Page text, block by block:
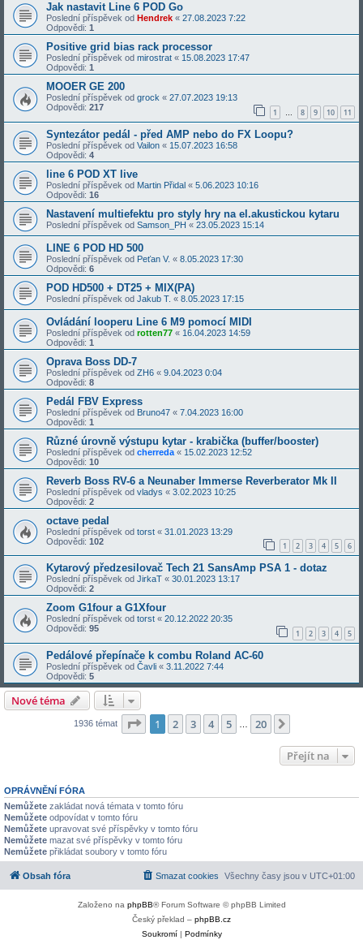
Jak nastavit Line 6 POD Go
Poslední příspěvek od Hendrek « 27.08.2023 7:22
Odpovědi: 1
Positive grid bias rack processor
Poslední příspěvek od mirostrat « 15.08.2023 17:47
Odpovědi: 1
MOOER GE 200
Poslední příspěvek od grock « 27.07.2023 19:13
Odpovědi: 217 1 … 8 9 10 11
Syntezátor pedál - před AMP nebo do FX Loopu?
Poslední příspěvek od Vailon « 15.07.2023 16:58
Odpovědi: 4
line 6 POD XT live
Poslední příspěvek od Martin Přidal « 5.06.2023 10:16
Odpovědi: 16
Nastavení multiefektu pro styly hry na el.akustickou kytaru
Poslední příspěvek od Samson_PH « 23.05.2023 15:14
LINE 6 POD HD 500
Poslední příspěvek od Peťan V. « 8.05.2023 17:30
Odpovědi: 6
POD HD500 + DT25 + MIX(PA)
Poslední příspěvek od Jakub T. « 8.05.2023 17:15
Ovládání looperu Line 6 M9 pomocí MIDI
Poslední příspěvek od rotten77 « 16.04.2023 14:59
Odpovědi: 1
Oprava Boss DD-7
Poslední příspěvek od ZH6 « 9.04.2023 0:04
Odpovědi: 8
Pedál FBV Express
Poslední příspěvek od Bruno47 « 7.04.2023 16:00
Odpovědi: 1
Různé úrovně výstupu kytar - krabička (buffer/booster)
Poslední příspěvek od cherreda « 15.02.2023 12:52
Odpovědi: 10
Reverb Boss RV-6 a Neunaber Immerse Reverberator Mk II
Poslední příspěvek od vladys « 3.02.2023 10:25
Odpovědi: 2
octave pedal
Poslední příspěvek od torst « 31.01.2023 13:29
Odpovědi: 102 1 2 3 4 5 6
Kytarový předzesilovač Tech 21 SansAmp PSA 1 - dotaz
Poslední příspěvek od JirkaT « 30.01.2023 13:17
Odpovědi: 2
Zoom G1four a G1Xfour
Poslední příspěvek od torst « 20.12.2022 20:35
Odpovědi: 95 1 2 3 4 5
Pedálové přepínače k combu Roland AC-60
Poslední příspěvek od Čavli « 3.11.2022 7:44
Odpovědi: 5
Nové téma
1936 témat Stránka z 20
1 2 3 4 5 20
Přejít na
OPRÁVNĚNÍ FÓRA
Nemůžete zakládat nová témata v tomto fóru
Nemůžete odpovídat v tomto fóru
Nemůžete upravovat své příspěvky v tomto fóru
Nemůžete mazat své příspěvky v tomto fóru
Nemůžete přikládat soubory v tomto fóru
Obsah fóra Všechny časy jsou v UTC+01:00
Smazat cookies
Založeno na phpBB® Forum Software © phpBB Limited
Český překlad – phpBB.cz
Soukromí
Podmínky